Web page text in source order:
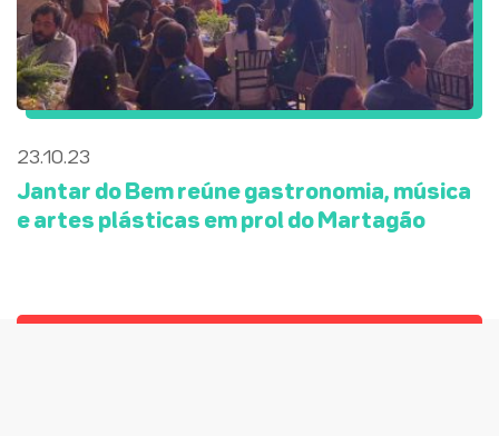
23.10.23
Jantar do Bem reúne gastronomia, música
e artes plásticas em prol do Martagão